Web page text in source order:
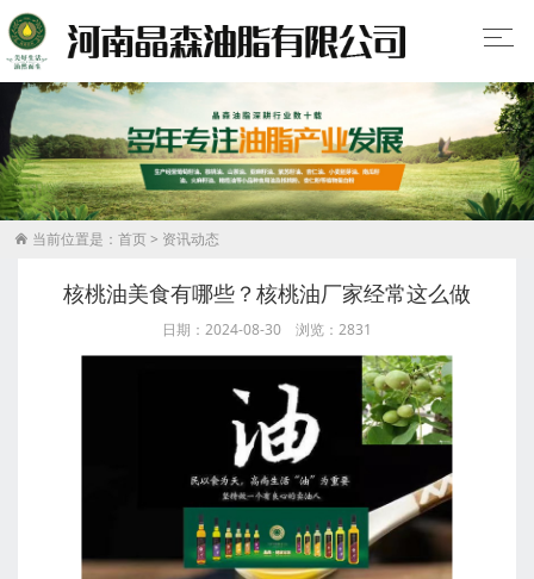
 当前位置是： 首页> 资讯动态
核桃油美食有哪些？核桃油厂家经常这么做
日期：2024-08-30 浏览：2831